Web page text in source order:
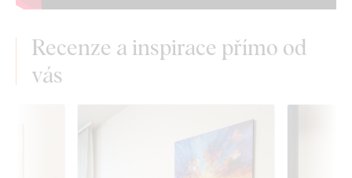
Recenze a inspirace přímo od
vás